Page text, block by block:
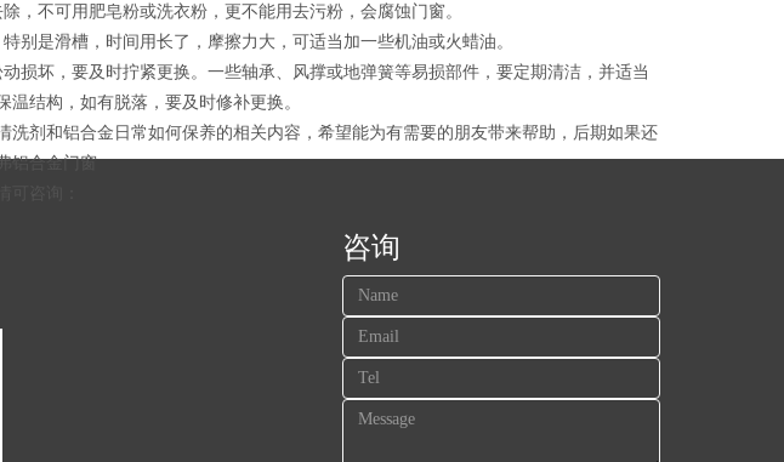
，不可用肥皂粉或洗衣粉，更不能用去污粉，会腐蚀门窗。
别是滑槽，时间用长了，摩擦力大，可适当加一些机油或火蜡油。
损坏，要及时拧紧更换。一些轴承、风撑或地弹簧等易损部件，要定期清洁，并适当
结构，如有脱落，要及时修补更换。
洗剂和铝合金日常如何保养的相关内容，希望能为有需要的朋友带来帮助，后期如果还
铝合金门窗
咨询